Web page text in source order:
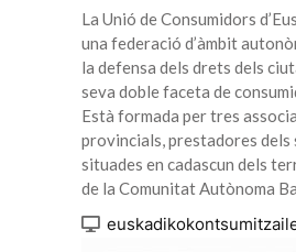
La Unió de Consumidors
una federació d’àmbit
la defensa dels drets dels
seva doble faceta de
Està formada per tres
provincials, prestadores dels
situades en cadascun dels
de la Comunitat Autònoma